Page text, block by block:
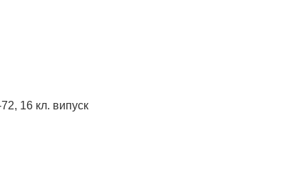
16 кл. випуск